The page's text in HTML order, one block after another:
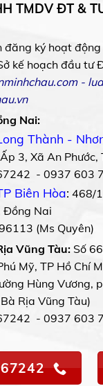
TMDV ĐT &
đăng ký hoạt
kế hoạch đầu tư
-
Nai:
Thành -
3, Xã An
- 0937 603
Biên Hòa: 468/
Đồng Nai
(Ms Quyên)
Vũng Tàu: Số
Mỹ, TP Hồ Chí
Hùng Vương,
Rịa Vũng Tàu)
- 0937 603